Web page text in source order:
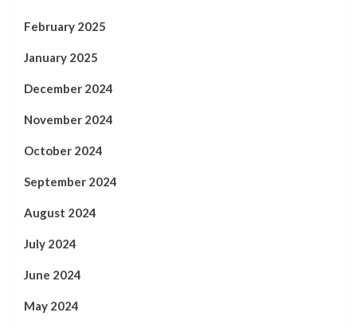
February 2025
January 2025
December 2024
November 2024
October 2024
September 2024
August 2024
July 2024
June 2024
May 2024